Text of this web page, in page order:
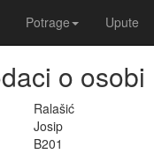
Potrage Upute
o osobi
Ralašić
Josip
B201